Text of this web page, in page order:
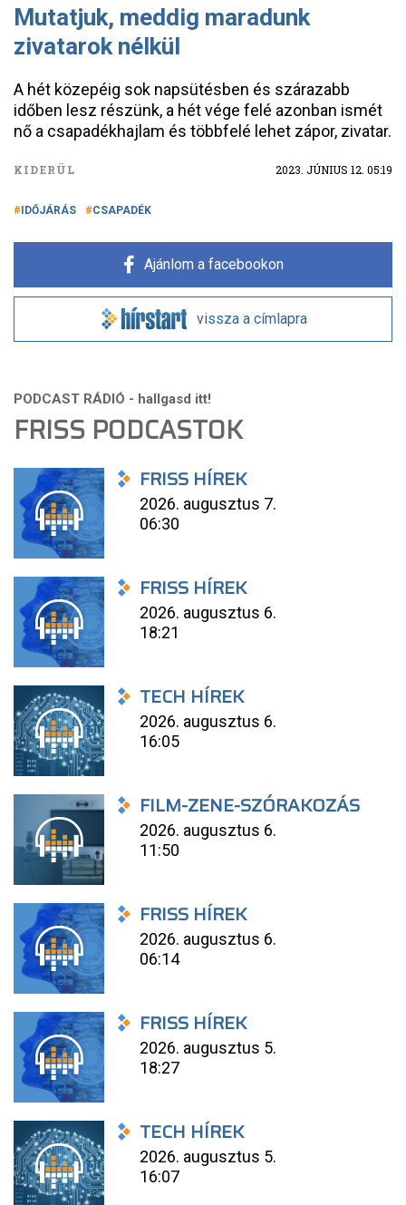
Mutatjuk, meddig maradunk
zivatarok nélkül
A hét közepéig sok napsütésben és szárazabb
időben lesz részünk, a hét vége felé azonban ismét
nő a csapadékhajlam és többfelé lehet zápor, zivatar.
KIDERÜL 2023. JÚNIUS 12. 05:19
IDŐJÁRÁS CSAPADÉK
Ajánlom a facebookon
vissza a címlapra
FRISS PODCASTOK
FRISS HÍREK
2026. augusztus 7.
06:30
FRISS HÍREK
2026. augusztus 6.
18:21
TECH HÍREK
2026. augusztus 6.
16:05
FILM-ZENE-SZÓRAKOZÁS
2026. augusztus 6.
11:50
FRISS HÍREK
2026. augusztus 6.
06:14
FRISS HÍREK
2026. augusztus 5.
18:27
TECH HÍREK
2026. augusztus 5.
16:07